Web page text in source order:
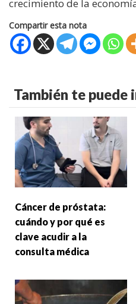
crecimiento de la
Compartir esta nota
También te puede
Cáncer de próstata:
cuándo y por qué es
clave acudir a la
consulta médica